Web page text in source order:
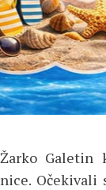
Galetin